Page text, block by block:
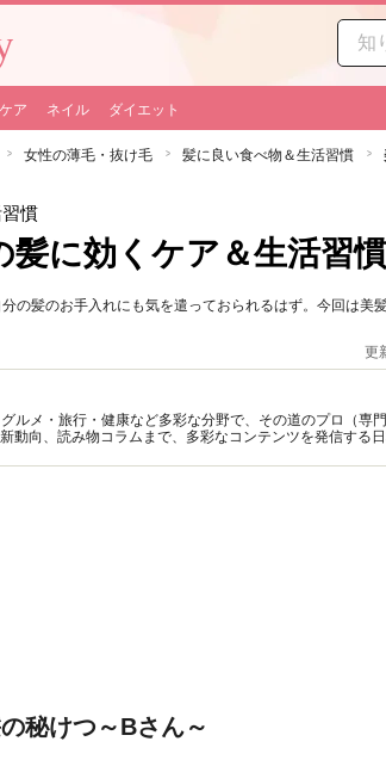
ア ネイル ダイエット
女性の薄毛・抜け毛 髪に良い食べ物＆生活習慣
慣
髪に効くケア＆生活習慣
の髪のお手入れにも気を遣っておられるはず。今回は美
更
ルメ・旅行・健康など多彩な分野で、その道のプロ（専
動向、読み物コラムまで、多彩なコンテンツを発信する
秘けつ～Bさん～